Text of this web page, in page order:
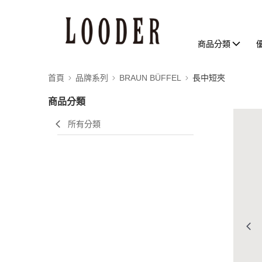
商品分類
首頁 品牌系列 BRAUN BÜFFEL 長中短夾
商品分類
所有分類